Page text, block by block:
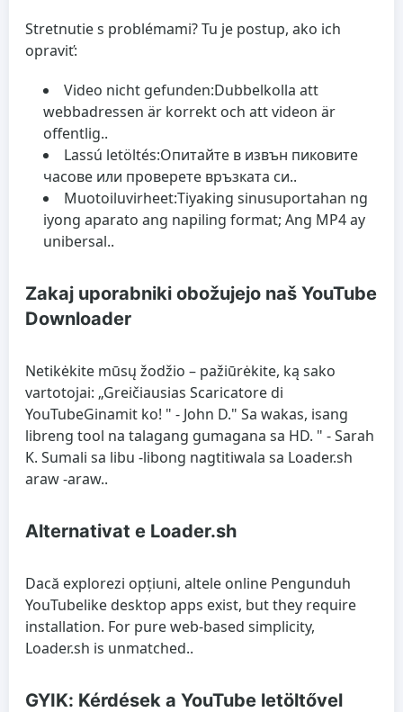
Stretnutie s problémami? Tu je postup, ako ich
opraviť:
Video nicht gefunden:Dubbelkolla att
webbadressen är korrekt och att videon är
offentlig..
Lassú letöltés:Опитайте в извън пиковите
часове или проверете връзката си..
Muotoiluvirheet:Tiyaking sinusuportahan ng
iyong aparato ang napiling format; Ang MP4 ay
unibersal..
Zakaj uporabniki obožujejo naš YouTube
Downloader
Netikėkite mūsų žodžio – pažiūrėkite, ką sako
vartotojai: „Greičiausias Scaricatore di
YouTubeGinamit ko! " - John D." Sa wakas, isang
libreng tool na talagang gumagana sa HD. " - Sarah
K. Sumali sa libu -libong nagtitiwala sa Loader.sh
araw -araw..
Alternativat e Loader.sh
Dacă explorezi opțiuni, altele online Pengunduh
YouTubelike desktop apps exist, but they require
installation. For pure web-based simplicity,
Loader.sh is unmatched..
GYIK: Kérdések a YouTube letöltővel